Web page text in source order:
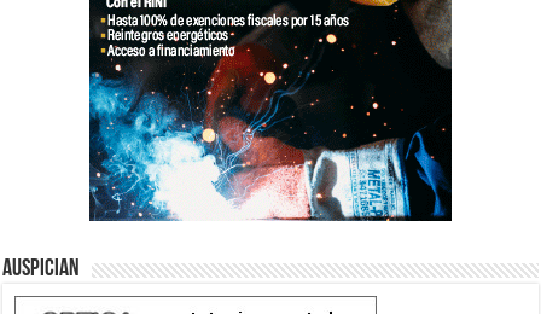
Auspician